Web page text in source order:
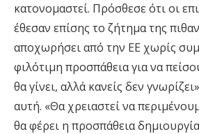
κατονομαστεί. Πρόσθεσε ότι οι
έθεσαν επίσης το ζήτημα της
αποχωρήσει από την ΕΕ χωρίς
φιλότιμη προσπάθεια για να
θα γίνει, αλλά κανείς δεν
αυτή. «Θα χρειαστεί να
θα φέρει η προσπάθεια